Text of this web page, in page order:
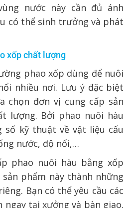
nước này cần đủ ánh
có thể sinh trưởng và phát
xốp chất lượng
phao xốp dùng để nuôi
nhiều nơi. Lưu ý đặc biệt
chọn đơn vị cung cấp sản
lượng. Bởi phao nuôi hàu
số kỹ thuật về vật liệu cấu
nước, độ nổi,…
phao nuôi hàu bằng xốp
phẩm này thành những
Bạn có thể yêu cầu các
ngay tại xưởng và bàn giao.